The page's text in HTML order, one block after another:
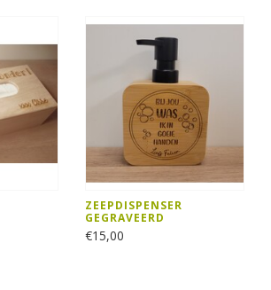
ZEEPDISPENSER
GEGRAVEERD
€15,00